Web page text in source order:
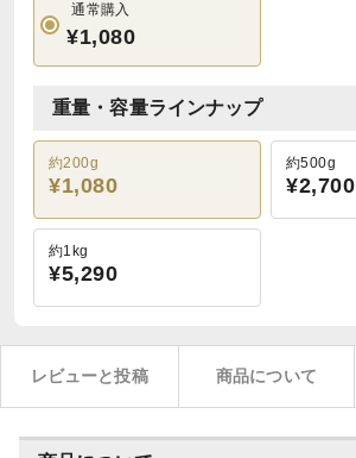
通常購入
¥1,080
重量・容量ラインナップ
約200g
¥1,080
約500g
¥2,700
約1kg
¥5,290
レビューと投稿 商品について